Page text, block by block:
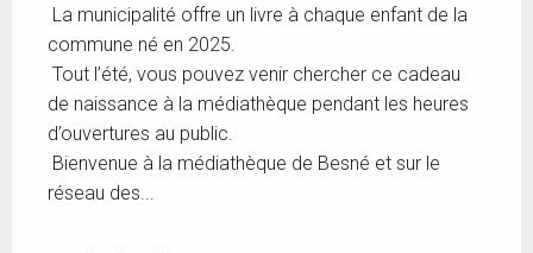
commune né en 2025.
de naissance à la médiathèque pendant les heures
d’ouvertures au public.
réseau des...